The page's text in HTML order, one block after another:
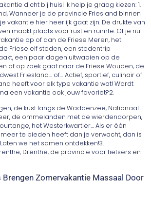
dicht bij huis! Ik help je graag kiezen: 1.
Wanneer je de provincie Friesland binnen
vakantie hier heerlijk gaat zijn. De drukte van
maakt plaats voor rust en ruimte. Of je nu
op of aan de Friese Meren, het
Friese elf steden, een stedentrip
een paar dagen uitwaaien op de
of op zoek gaat naar de Friese Wouden, de
Friesland… of… Actief, sportief, culinair of
heeft voor elk type vakantie wat! Wordt
een vakantie ook jouw favoriet?2.
de kust langs de Waddenzee, Nationaal
de ommelanden met de wierdendorpen,
het Westerkwartier… Als er één
te bieden heeft dan je verwacht, dan is
we het samen ontdekken!3.
Drenthe, de provincie voor fietsers en
Brengen Zomervakantie Massaal Door